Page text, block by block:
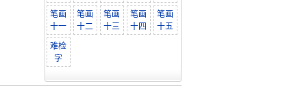
笔画
十一
笔画
十二
笔画
十三
笔画
十四
笔画
十五
难检
字